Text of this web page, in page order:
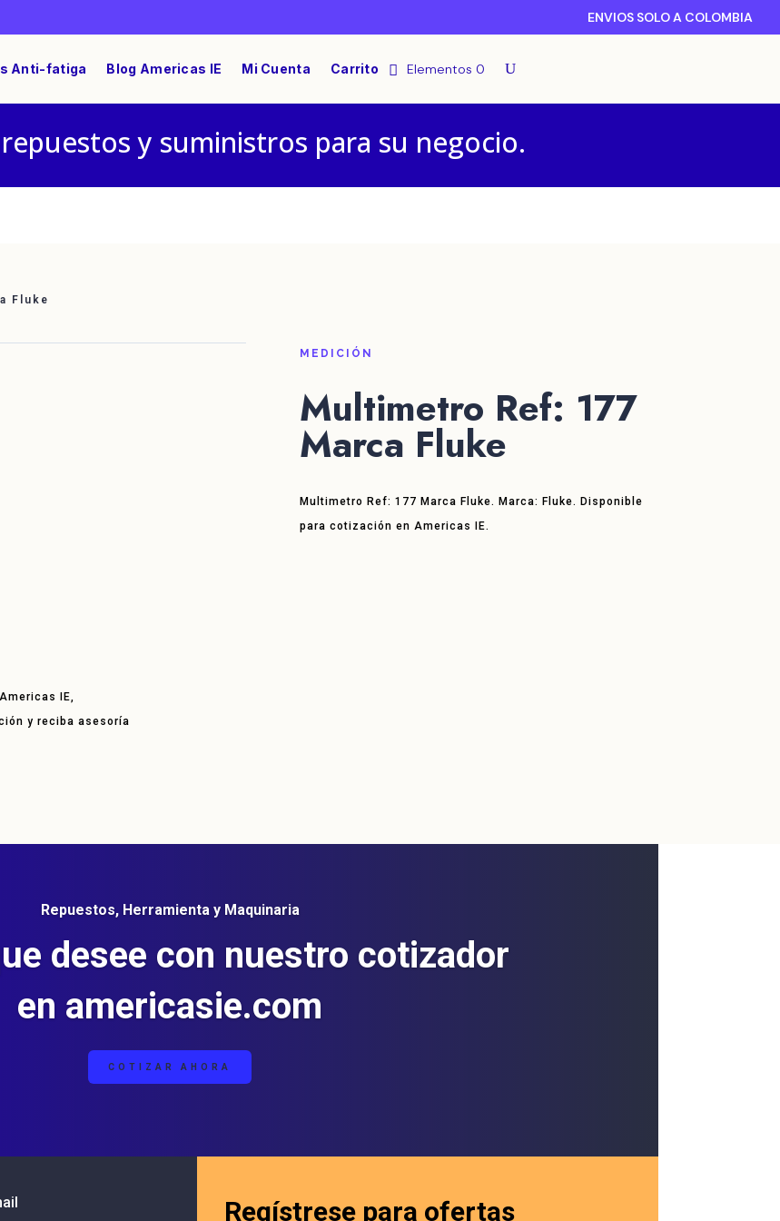
ENVIOS SOLO A COLOMBIA
Anti-fatiga Blog Americas IE Mi Cuenta Carrito Elementos 0
y suministros para su negocio.
Fluke
MEDICIÓN
Multimetro Ref: 177
Marca Fluke
Multimetro Ref: 177 Marca Fluke. Marca: Fluke. Disponible
para cotización en Americas IE.
IE,
y reciba asesoría
Repuestos, Herramienta y Maquinaria
desee con nuestro cotizador
en americasie.com
COTIZAR AHORA
Regístrese para ofertas